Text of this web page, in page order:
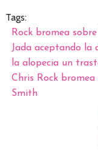
Tags:
Rock bromea
Jada aceptando la
la alopecia un
Chris Rock
Smith